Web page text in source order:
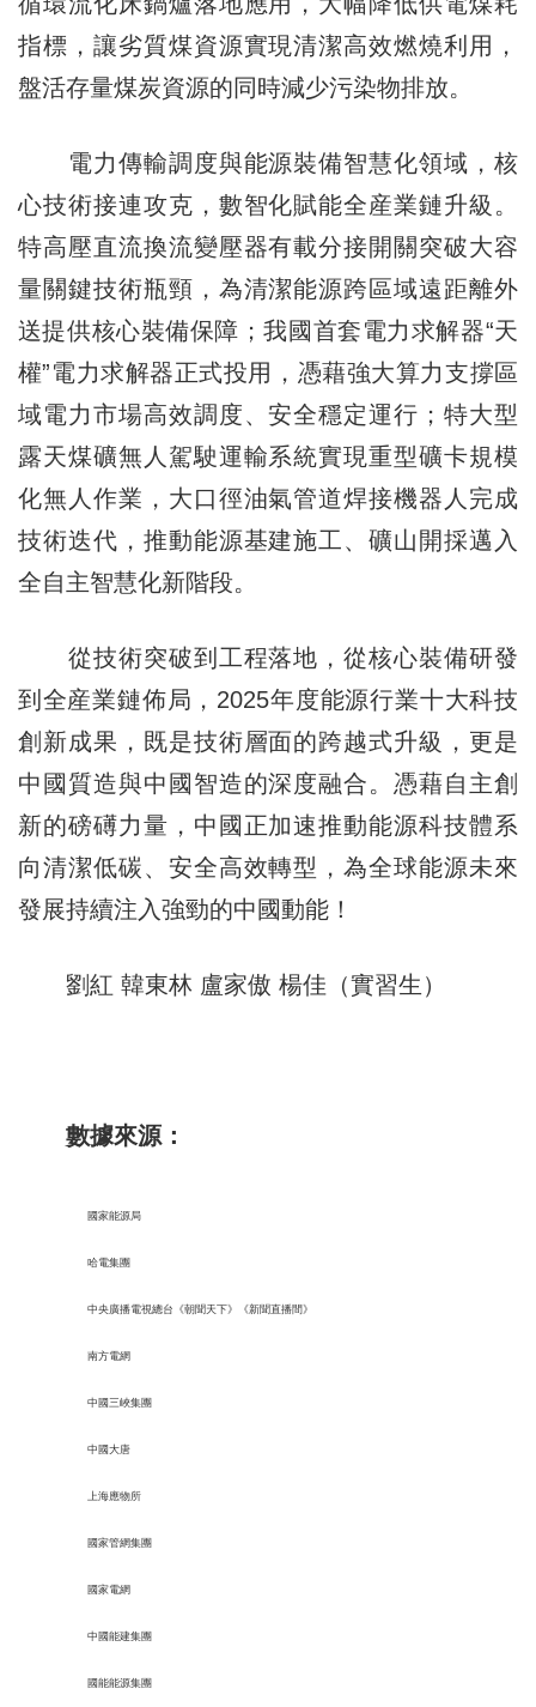
指標，讓劣質煤資源實現清潔高效燃燒利用，
盤活存量煤炭資源的同時減少污染物排放。
電力傳輸調度與能源裝備智慧化領域，核
心技術接連攻克，數智化賦能全産業鏈升級。
特高壓直流換流變壓器有載分接開關突破大容
量關鍵技術瓶頸，為清潔能源跨區域遠距離外
送提供核心裝備保障；我國首套電力求解器“天
權”電力求解器正式投用，憑藉強大算力支撐區
域電力市場高效調度、安全穩定運行；特大型
露天煤礦無人駕駛運輸系統實現重型礦卡規模
化無人作業，大口徑油氣管道焊接機器人完成
技術迭代，推動能源基建施工、礦山開採邁入
全自主智慧化新階段。
從技術突破到工程落地，從核心裝備研發
到全産業鏈佈局，2025年度能源行業十大科技
創新成果，既是技術層面的跨越式升級，更是
中國質造與中國智造的深度融合。憑藉自主創
新的磅礡力量，中國正加速推動能源科技體系
向清潔低碳、安全高效轉型，為全球能源未來
發展持續注入強勁的中國動能！
劉紅 韓東林 盧家傲 楊佳（實習生）
數據來源：
國家能源局
哈電集團
中央廣播電視總台《朝聞天下》《新聞直播間》
南方電網
中國三峽集團
中國大唐
上海應物所
國家管網集團
國家電網
中國能建集團
國能能源集團